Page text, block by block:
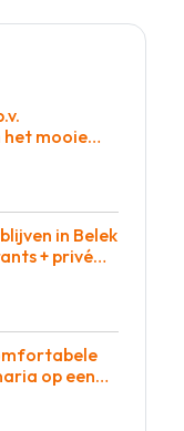
het mooie
p.p. =
in Belek
+ privé
=
op een